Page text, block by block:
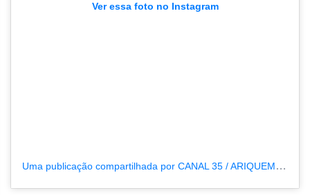
Ver essa foto no Instagram
Uma publicação compartilhada por CANAL 35 / ARIQUEMES190 (@tvpcanal35)